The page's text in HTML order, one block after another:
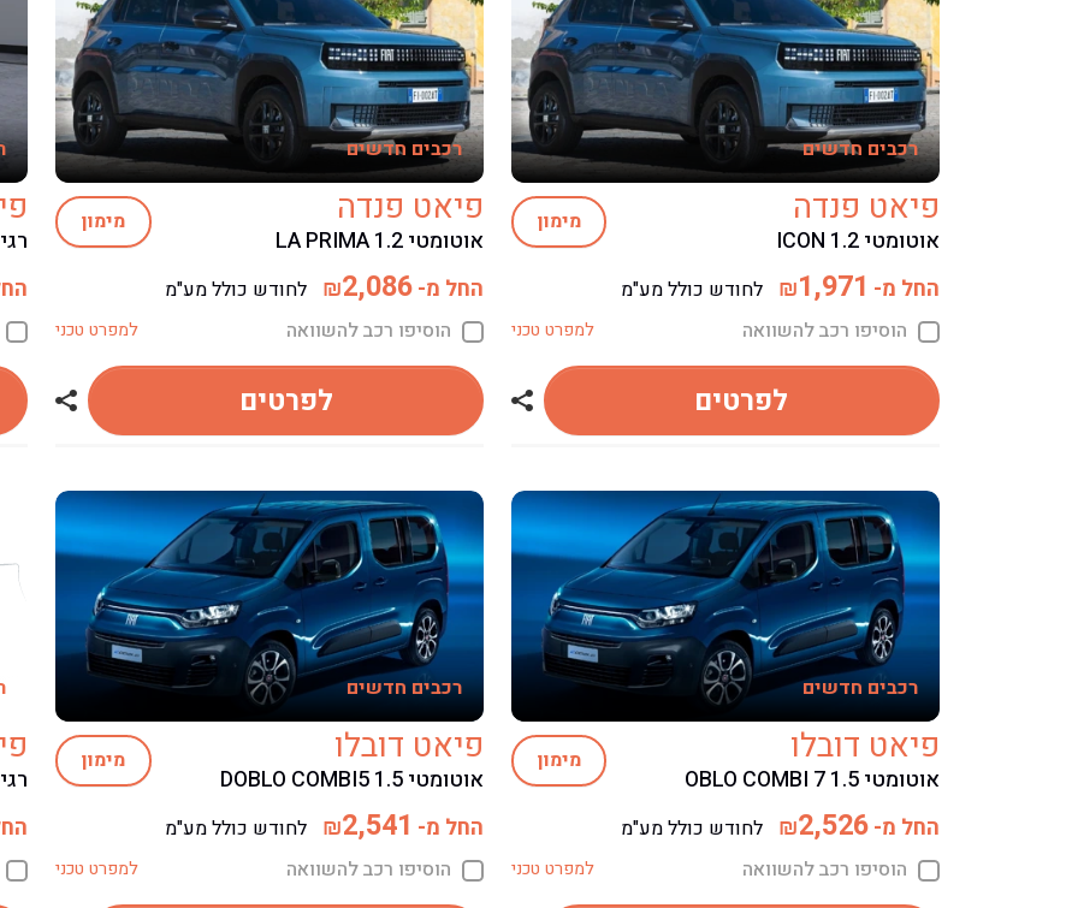
רכבים חדשים
פיאט פנדה
אוטומטי ICON 1.2
מימון
החל מ- ₪1,971
לחודש כולל מע"מ
הוסיפו רכב להשוואה
למפרט טכני
לפרטים שתף רכב פיאט פנדה
רכבים חדשים
פיאט פנדה
אוטומטי LA PRIMA 1.2
מימון
החל מ- ₪2,086
לחודש כולל מע"מ
הוסיפו רכב להשוואה
למפרט טכני
לפרטים שתף
רכבים חדשים
פיאט דובלו
אוטומטי OBLO COMBI 7 1.5
מימון
החל מ- ₪2,526
לחודש כולל מע"מ
הוסיפו רכב להשוואה
למפרט טכני
רכבים חדשים
פיאט דובלו
אוטומטי DOBLO COMBI5 1.5
מימון
החל מ- ₪2,541
לחודש כולל מע"מ
הוסיפו רכב להשוואה
למפרט טכני